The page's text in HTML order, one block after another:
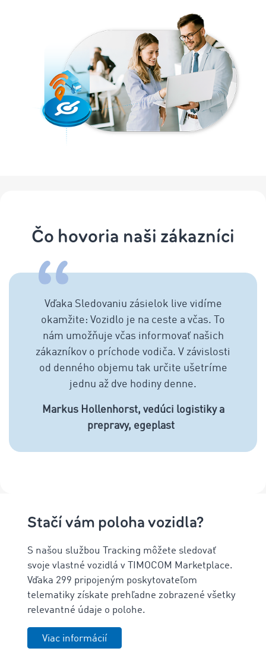
Čo hovoria naši zákazníci
Vďaka Sledovaniu zásielok live vidíme
okamžite: Vozidlo je na ceste a včas. To
nám umožňuje včas informovať našich
zákazníkov o príchode vodiča. V závislosti
od denného objemu tak určite ušetríme
jednu až dve hodiny denne.
Markus Hollenhorst, vedúci logistiky a
prepravy, egeplast
Stačí vám poloha vozidla?
S našou službou Tracking môžete sledovať
svoje vlastné vozidlá v TIMOCOM Marketplace.
Vďaka 299 pripojeným poskytovateľom
telematiky získate prehľadne zobrazené všetky
relevantné údaje o polohe.
Viac informácií